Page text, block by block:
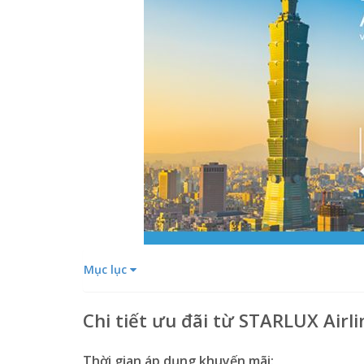
Mục lục
Chi tiết ưu đãi từ STARLUX